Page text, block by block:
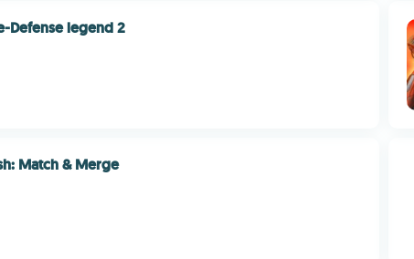
Defense legend 2
Match & Merge